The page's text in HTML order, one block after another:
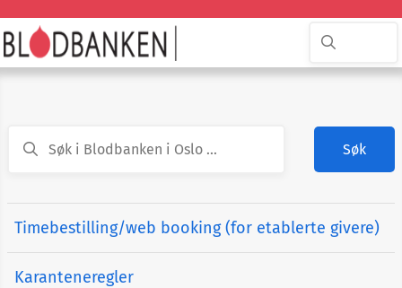
Søk
Timebestilling/web booking (for etablerte givere)
Karanteneregler